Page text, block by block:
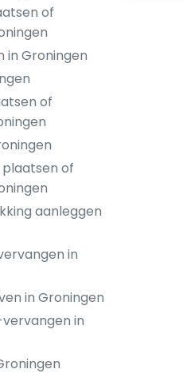
of
in Groningen
of
of
aanleggen
in
in Groningen
in